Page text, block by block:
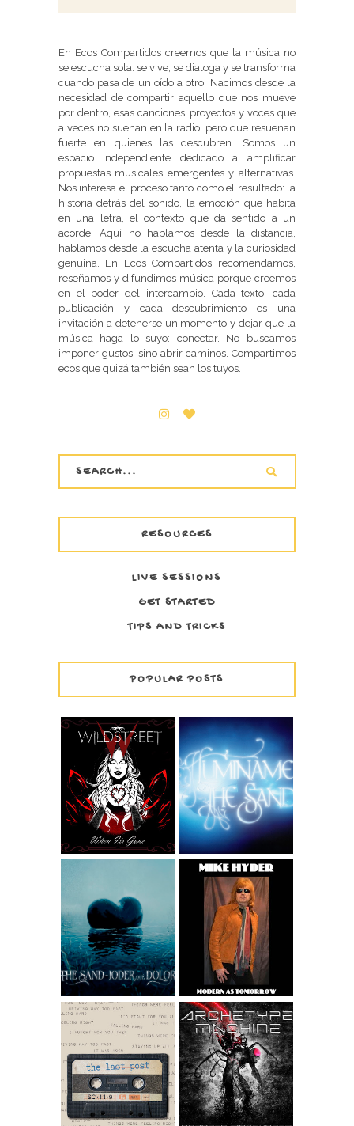
En Ecos Compartidos creemos que la música no
se escucha sola: se vive, se dialoga y se transforma
cuando pasa de un oído a otro. Nacimos desde la
necesidad de compartir aquello que nos mueve
por dentro, esas canciones, proyectos y voces que
a veces no suenan en la radio, pero que resuenan
fuerte en quienes las descubren. Somos un
espacio independiente dedicado a amplificar
propuestas musicales emergentes y alternativas.
Nos interesa el proceso tanto como el resultado: la
historia detrás del sonido, la emoción que habita
en una letra, el contexto que da sentido a un
acorde. Aquí no hablamos desde la distancia,
hablamos desde la escucha atenta y la curiosidad
genuina. En Ecos Compartidos recomendamos,
reseñamos y difundimos música porque creemos
en el poder del intercambio. Cada texto, cada
publicación y cada descubrimiento es una
invitación a detenerse un momento y dejar que la
música haga lo suyo: conectar. No buscamos
imponer gustos, sino abrir caminos. Compartimos
ecos que quizá también sean los tuyos.
RESOURCES
LIVE SESSIONS
GET STARTED
TIPS AND TRICKS
POPULAR POSTS
WILDSTREET -
WHEN IT'S GONE
THE SAND -
ILUMÍNAME
THE SAND - JODER
QUÉ DOLOR
MIKE HYDER -
GOOD FEELING
FROM THE ALBUM
MODERN AS
TOMORROW
WIDESCREEN
VERSION
THE LAST POST –
1999
ARCHETYPE
MACHINE -
COBOTIC
MORPHOSIS